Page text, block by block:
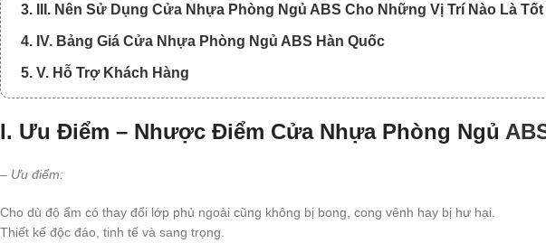
3. III. Nên Sử Dụng Cửa Nhựa Phòng Ngủ ABS Cho Những Vị Trí Nào Là Tốt
4. IV. Bảng Giá Cửa Nhựa Phòng Ngủ ABS Hàn Quốc
5. V. Hỗ Trợ Khách Hàng
I. Ưu Điểm – Nhược Điểm Cửa Nhựa Phòng Ngủ
– Ưu điểm:
Cho dù độ ẩm có thay đổi lớp phủ ngoài cũng không bị bong, cong vênh hay bị hư hại.
Thiết kế độc đáo, tinh tế và sang trọng.